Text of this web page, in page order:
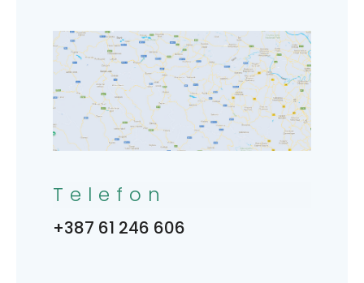
Telefon
+387 61 246 606